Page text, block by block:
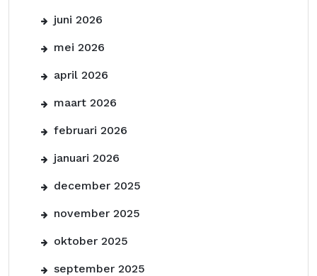
juni 2026
mei 2026
april 2026
maart 2026
februari 2026
januari 2026
december 2025
november 2025
oktober 2025
september 2025